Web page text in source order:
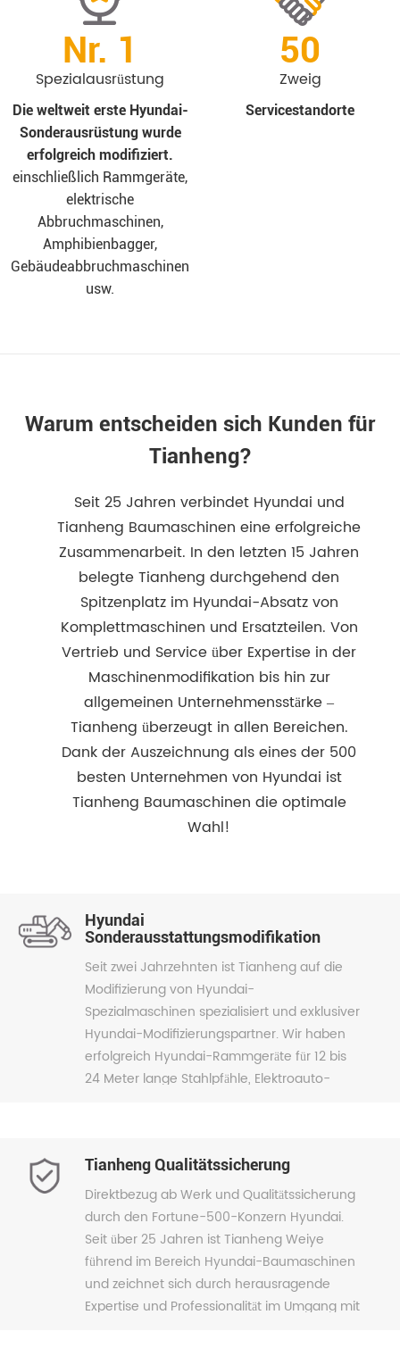
Die weltweit erste Hyundai-
Sonderausrüstung wurde
erfolgreich modifiziert.
einschließlich Rammgeräte,
elektrische
Abbruchmaschinen,
Amphibienbagger,
Gebäudeabbruchmaschinen
usw.
Nr. 1
Spezialausrüstung
Servicestandorte
50
Zweig
Warum entscheiden sich Kunden für
Tianheng?
Seit 25 Jahren verbindet Hyundai und
Tianheng Baumaschinen eine erfolgreiche
Zusammenarbeit. In den letzten 15 Jahren
belegte Tianheng durchgehend den
Spitzenplatz im Hyundai-Absatz von
Komplettmaschinen und Ersatzteilen. Von
Vertrieb und Service über Expertise in der
Maschinenmodifikation bis hin zur
allgemeinen Unternehmensstärke –
Tianheng überzeugt in allen Bereichen.
Dank der Auszeichnung als eines der 500
besten Unternehmen von Hyundai ist
Tianheng Baumaschinen die optimale
Wahl!
Hyundai
Sonderausstattungsmodifikation
Seit zwei Jahrzehnten ist Tianheng auf die
Modifizierung von Hyundai-
Spezialmaschinen spezialisiert und exklusiver
Hyundai-Modifizierungspartner. Wir haben
erfolgreich Hyundai-Rammgeräte für 12 bis
24 Meter lange Stahlpfähle, Elektroauto-
Abbruchmaschinen, Amphibienbagger,
Teleskopausleger und vieles mehr
kundenspezifisch angepasst und modifiziert.
Diese vielseitigen Anpassungen eignen sich
für unterschiedlichste Einsatzbedingungen,
darunter kommunale Projekte, U-Bahn-Bau,
Immobilienentwicklung, Hafenumschlag und
Tianheng Qualitätssicherung
Direktbezug ab Werk und Qualitätssicherung
durch den Fortune-500-Konzern Hyundai.
Seit über 25 Jahren ist Tianheng Weiye
führend im Bereich Hyundai-Baumaschinen
und zeichnet sich durch herausragende
Expertise und Professionalität im Umgang mit